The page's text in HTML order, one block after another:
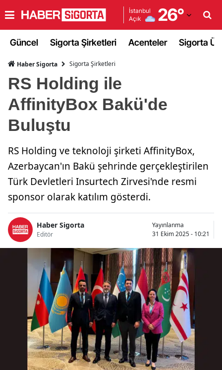
İstanbul
Açık
26°
Adana
Amasya
Antalya
Artvin
Aydın
Balıkesir
Bilecik
Bingöl
Bitlis
Bolu
Burdur
Bursa
Çanakkale
Güncel Sigorta Şirketleri Acenteler Sigorta
Haber Sigorta Sigorta Şirketleri
RS Holding ile
AffinityBox Bakü'de
Buluştu
RS Holding ve teknoloji şirketi AffinityBox,
Azerbaycan'ın Bakü şehrinde gerçekleştirilen
Türk Devletleri Insurtech Zirvesi'nde resmi
sponsor olarak katılım gösterdi.
Haber Sigorta
Editör
Yayınlanma
31 Ekim 2025 - 10:21